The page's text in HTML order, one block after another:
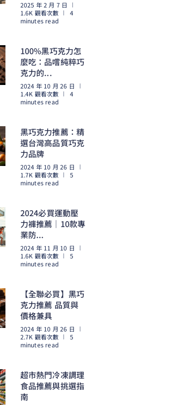
2025 年 2 月 7 日
1.6K 觀看次數
4
minutes read
100%黑巧克力怎
麼吃：品嚐純粹巧
克力的...
2024 年 10 月 26 日
1.4K 觀看次數
4
minutes read
黑巧克力推薦：精
選台灣高品質巧克
力品牌
2024 年 10 月 26 日
1.7K 觀看次數
5
minutes read
2024必買運動壓
力褲推薦｜10款專
業防...
2024 年 11 月 10 日
1.6K 觀看次數
5
minutes read
【全聯必買】黑巧
克力推薦 品質與
價格兼具
2024 年 10 月 26 日
2.7K 觀看次數
5
minutes read
超市熱門冷凍調理
食品推薦與挑選指
南